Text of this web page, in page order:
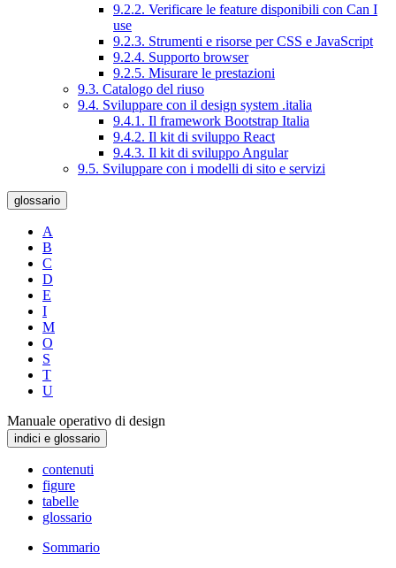
9.2.2. Verificare le feature disponibili con Can I
use
9.2.3. Strumenti e risorse per CSS e JavaScript
9.2.4. Supporto browser
9.2.5. Misurare le prestazioni
9.3. Catalogo del riuso
9.4. Sviluppare con il design system .italia
9.4.1. Il framework Bootstrap Italia
9.4.2. Il kit di sviluppo React
9.4.3. Il kit di sviluppo Angular
9.5. Sviluppare con i modelli di sito e servizi
glossario
A
B
C
D
E
I
M
O
S
T
U
Manuale operativo di design
indici e glossario
contenuti
figure
tabelle
glossario
Sommario